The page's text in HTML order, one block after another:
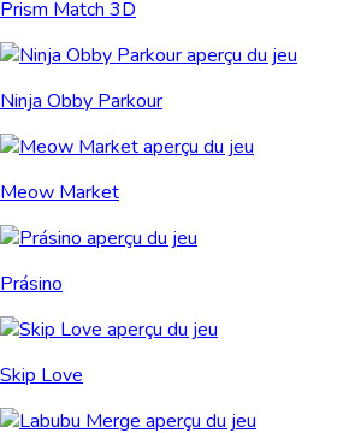
Prism Match 3D
Ninja Obby Parkour
Meow Market
Prásino
Skip Love